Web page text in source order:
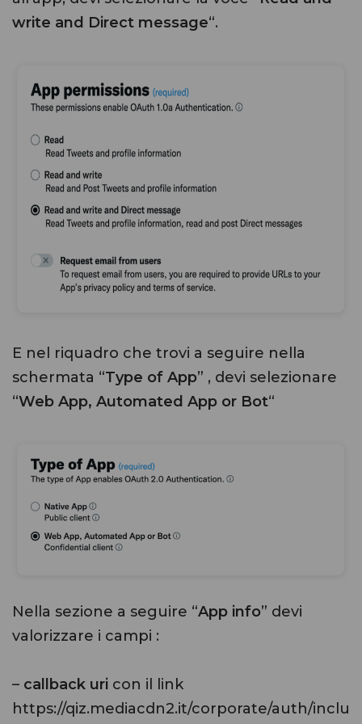
write and Direct message“.
E nel riquadro che trovi a seguire nella
schermata “Type of App” , devi selezionare
“Web App, Automated App or Bot“
Nella sezione a seguire “App info” devi
valorizzare i campi :
– callback uri con il link
https://qiz.mediacdn2.it/corporate/auth/inclu